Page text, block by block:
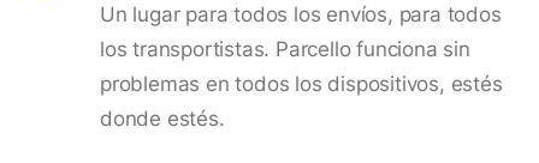
Un lugar para todos los envíos, para todos
los transportistas. Parcello funciona sin
problemas en todos los dispositivos, estés
donde estés.